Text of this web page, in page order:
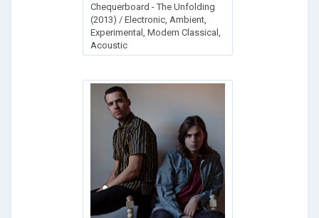
Chequerboard - The Unfolding
(2013) / Electronic, Ambient,
Experimental, Modern Classical,
Acoustic